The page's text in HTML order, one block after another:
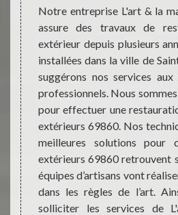
&
pour
Et
&
et
&
à
69 la
Notre entreprise L'art & la
assure des travaux de
extérieur depuis plusieurs
installées dans la ville de
suggérons nos services
professionnels. Nous
pour effectuer une
extérieurs 69860. Nos
meilleures solutions pour
extérieurs 69860 retrouvent
équipes d’artisans vont
dans les règles de l’art.
solliciter les services de